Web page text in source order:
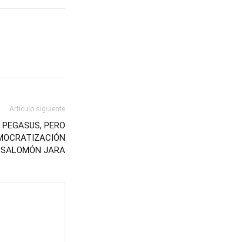
Artículo siguiente
PERO
JARA